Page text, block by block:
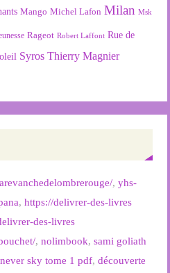
Mango Michel Lafon Milan Msk
Rageot Robert Laffont Rue de
Syros Thierry Magnier
,yhs-
,https://delivrer-des-livres
des-livres
,nolimbook,sami goliath
never sky tome 1 pdf,découverte